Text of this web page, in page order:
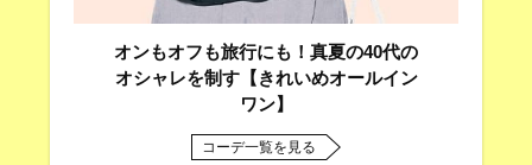
オンもオフも旅行にも！真夏の40代の
オシャレを制す【きれいめオールイン
ワン】
コーデ一覧を見る